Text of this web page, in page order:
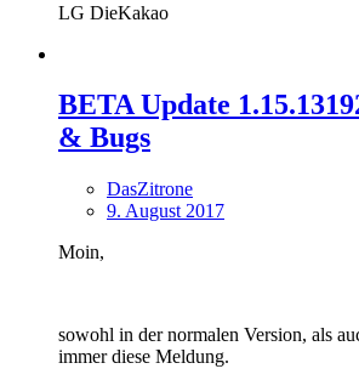
LG DieKakao
BETA Update
& Bugs
DasZitrone
9. August 2017
Moin,
sowohl in der normalen Version, als
immer diese Meldung.